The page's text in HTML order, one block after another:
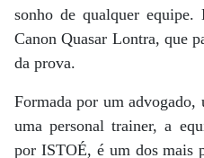
sonho de qualquer
Canon Quasar Lontra, que
da prova.
Formada por um
uma personal trainer, a
por ISTOÉ, é um dos mais